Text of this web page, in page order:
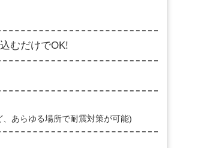
むだけでOK!
あらゆる場所で耐震対策が可能)